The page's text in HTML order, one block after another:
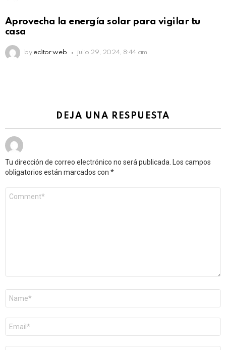
Aprovecha la energía solar para vigilar tu
casa
by editor web julio 29, 2024, 8:44 am
DEJA UNA RESPUESTA
Tu dirección de correo electrónico no será publicada.
Los campos
obligatorios están marcados con *
electrónico
*